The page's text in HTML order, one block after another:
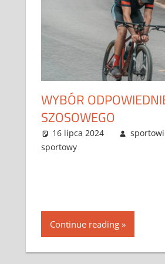
WYBÓR
SZOSOWEGO
16 lipca 2024
sportowy
Continue reading